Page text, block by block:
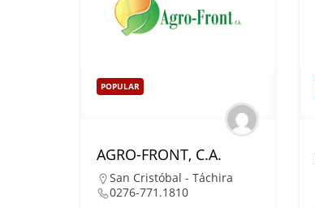
POPULAR
AGRO-FRONT, C.A.
San Cristóbal - Táchira
0276-771.1810